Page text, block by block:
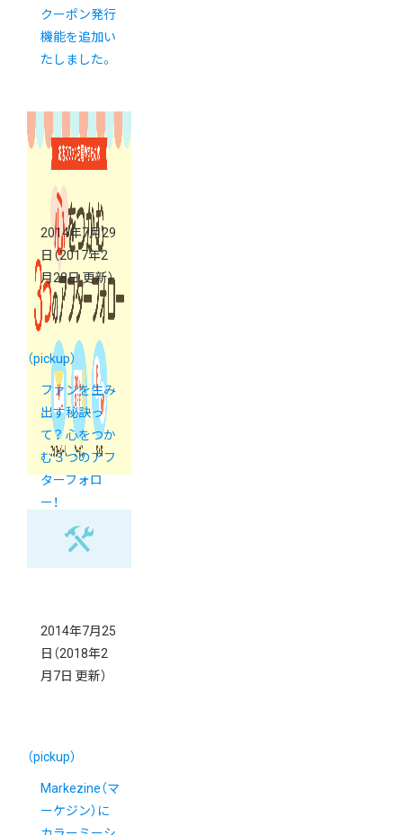
クーポン発行
機能を追加い
たしました。
2014年7月29
日 （2017年2
月28日 更新）
（pickup）
ファンを生み
出す秘訣っ
て？ 心をつか
む３つのアフ
ターフォロ
ー！
2014年7月25
日 （2018年2
月7日 更新）
（pickup）
Markezine（マ
ーケジン）に